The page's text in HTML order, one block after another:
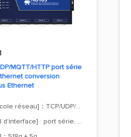
MQTT/HTTP port série
conversion
Ethernet
[Protocole réseau]：TCP/UDP/MQTT/HTTP
[Signal d'interface] : port série, port réseau (RJ45)